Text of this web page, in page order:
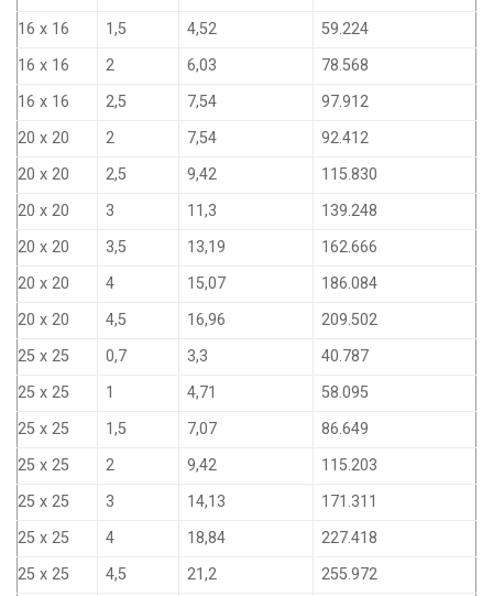
16 x 16
1,5 4,52
59.224
16 x 16
2 6,03
78.568
16 x 16
2,5 7,54
97.912
20 x 20
2 7,54
92.412
20 x 20
2,5 9,42
115.830
20 x 20
3 11,3
139.248
20 x 20
3,5 13,19
162.666
20 x 20
4 15,07
186.084
20 x 20
4,5 16,96
209.502
25 x 25
0,7 3,3
40.787
25 x 25
1 4,71
58.095
25 x 25
1,5 7,07
86.649
25 x 25
2 9,42
115.203
25 x 25
3 14,13
171.311
25 x 25
4 18,84
227.418
25 x 25
4,5 21,2
255.972